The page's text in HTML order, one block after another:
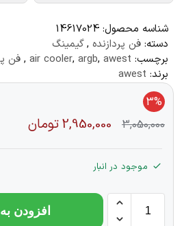
شناسه محصول: 14617024
دسته: فن پردازنده ,گیمینگ
برچسب:
air cooler, argb, awest
, فن
برند: awest
3%
3,050,000
2,950,000تومان
موجود در انبار
افزودن